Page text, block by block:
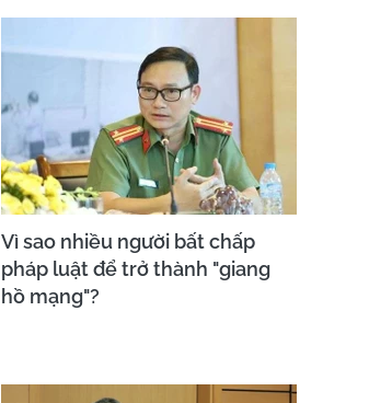
Vì sao nhiều người bất chấp
pháp luật để trở thành "giang
hồ mạng"?